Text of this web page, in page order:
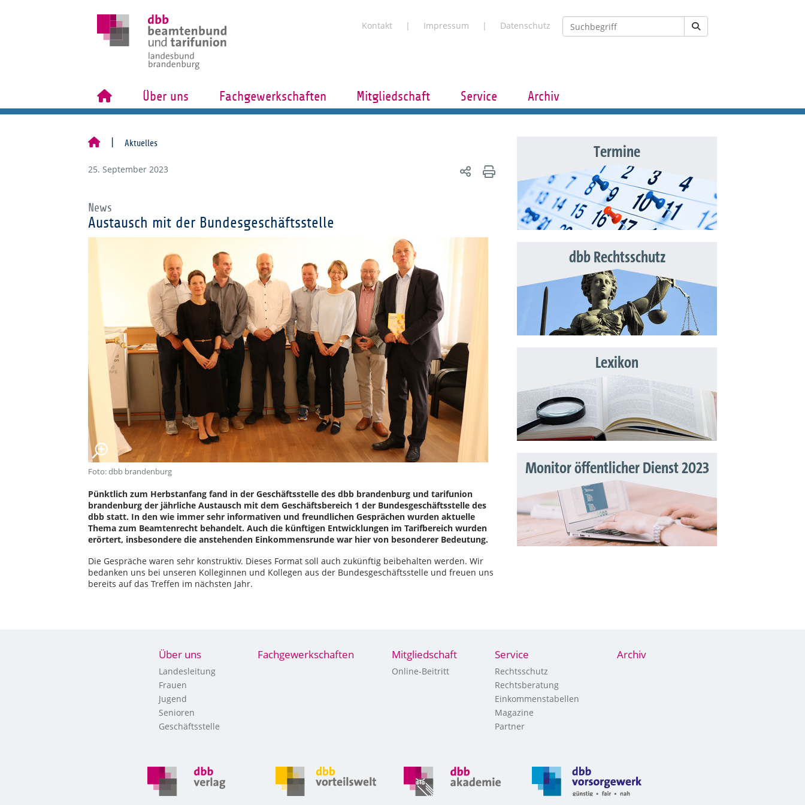
Kontakt Impressum Datenschutz
Über uns Fachgewerkschaften Mitgliedschaft Service Archiv
Aktuelles
25. September 2023
News
Austausch mit der Bundesgeschäftsstelle
Foto: dbb brandenburg
Pünktlich zum Herbstanfang fand in der Geschäftsstelle des dbb brandenburg und tarifunion
brandenburg der jährliche Austausch mit dem Geschäftsbereich 1 der Bundesgeschäftsstelle des
dbb statt. In den wie immer sehr informativen und freundlichen Gesprächen wurden aktuelle
Thema zum Beamtenrecht behandelt. Auch die künftigen Entwicklungen im Tarifbereich wurden
erörtert, insbesondere die anstehenden Einkommensrunde war hier von besonderer Bedeutung.
Die Gespräche waren sehr konstruktiv. Dieses Format soll auch zukünftig beibehalten werden. Wir
bedanken uns bei unseren Kolleginnen und Kollegen aus der Bundesgeschäftsstelle und freuen uns
bereits auf das Treffen im nächsten Jahr.
Termine
dbb Rechtsschutz
Lexikon
Monitor öffentlicher Dienst 2023
Über uns
Landesleitung
Frauen
Jugend
Senioren
Geschäftsstelle
Fachgewerkschaften Mitgliedschaft
Online-Beitritt
Service
Rechtsschutz
Rechtsberatung
Einkommenstabellen
Magazine
Partner
Archiv